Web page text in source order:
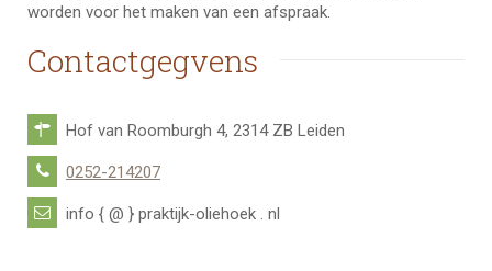
worden voor het maken van een afspraak.
Contactgegvens
Hof van Roomburgh 4, 2314 ZB Leiden
0252-214207
info { @ } praktijk-oliehoek . nl